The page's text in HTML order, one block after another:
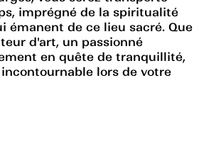
imprégné de la spiritualité
émanent de ce lieu sacré. Que
d'art, un passionné
en quête de tranquillité,
lors de votre